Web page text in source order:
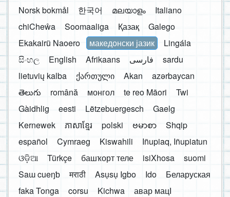
Norsk bokmål
한국어 മലയാളം
Italiano
chiCheŵa
Soomaaliga Қазақ
Galego
Ekakairũ Naoero
македонски јазик
Lingála
සිංහල
English Afrikaans فارسی
sardu
lietuvių kalba
ქართული Akan
azərbaycan
తెలుగు
română монгол te reo Māori
Twi
Gàidhlig
eesti Lëtzebuergesch
Gaelg
Kernewek
ភាសាខ្មែរ polski ဗမာစာ
Shqip
español
Cymraeg Kiswahili
Iñupiaq, Iñupiatun
ଓଡ଼ିଆ
Türkçe башҡорт теле isiXhosa
suomi
Saɯ cueŋƅ
मराठी Asụsụ Igbo Ido
Беларуская
faka Tonga
corsu Kichwa
авар мацӀ